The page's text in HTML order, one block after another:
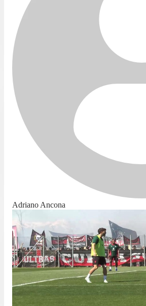
Adriano Ancona